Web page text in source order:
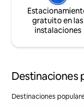
gratuito en las
instalaciones
Destinaciones
Destinaciones